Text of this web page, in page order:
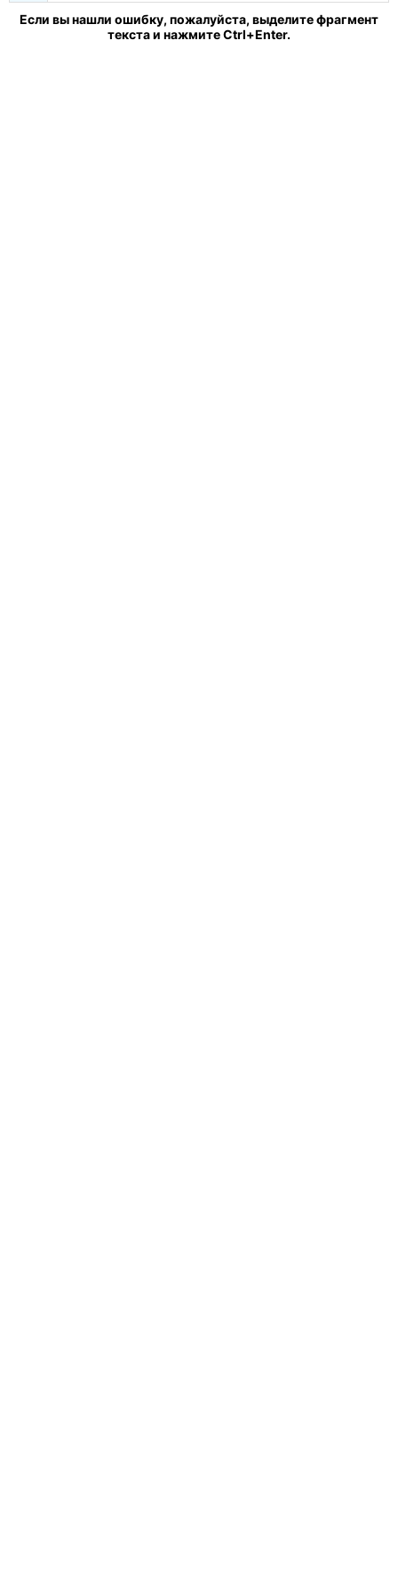
Если вы нашли ошибку, пожалуйста, выделите фрагмент
текста и нажмите Ctrl+Enter.